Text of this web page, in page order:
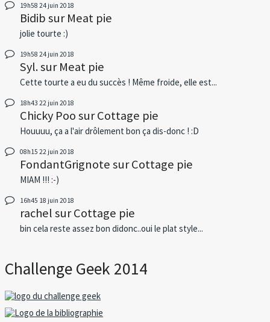
19h58 24 juin 2018
BidibsurMeat pie
jolie tourte :)
19h58 24 juin 2018
Syl.surMeat pie
Cette tourte a eu du succès ! Même froide, elle est...
18h43 22 juin 2018
Chicky PoosurCottage pie
Houuuu, ça a l'air drôlement bon ça dis-donc ! :D
08h15 22 juin 2018
FondantGrignotesurCottage pie
MIAM !!! :-)
16h45 18 juin 2018
rachelsurCottage pie
bin cela reste assez bon didonc..oui le plat style...
Challenge Geek 2014